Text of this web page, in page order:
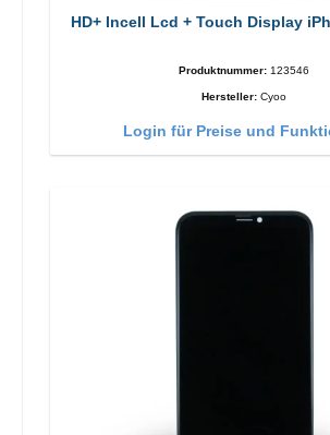
HD+ Incell Lcd + Touch Display
Produktnummer: 123546
Hersteller: Cyoo
Login für Preise und